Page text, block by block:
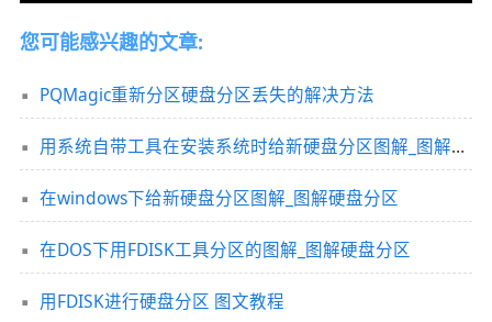
您可能感兴趣的文章:
PQMagic重新分区硬盘分区丢失的解决方法
用系统自带工具在安装系统时给新硬盘分区图解_图解硬盘分区
在windows下给新硬盘分区图解_图解硬盘分区
在DOS下用FDISK工具分区的图解_图解硬盘分区
用FDISK进行硬盘分区 图文教程